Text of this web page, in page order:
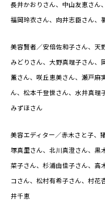
長井かおりさん、中山友恵さん
福岡玲衣さん、向井志臣さん、
美容賢者／安倍佐和子さん、天
みどりさん、大野真理子さん、
薫さん、咲丘恵美さん、瀬戸麻
ん、松本千登世さん、水井真理
みずほさん
美容エディター／赤木さと子、
塚真里さん、北川真澄さん、黒
菜子さん、杉浦由佳子さん、高
コさん、松村有希子さん、村花
井千恵